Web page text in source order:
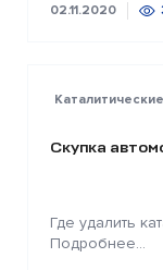
02.11.2020
Скупка
Где удалить
Подробнее...